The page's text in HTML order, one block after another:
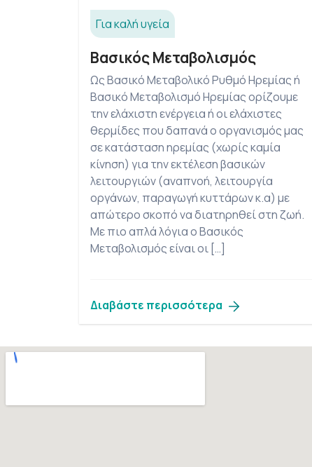
Για καλή υγεία
Βασικός Μεταβολισμός
Ως Βασικό Μεταβολικό Ρυθμό Ηρεμίας ή
Βασικό Μεταβολισμό Ηρεμίας ορίζουμε
την ελάχιστη ενέργεια ή οι ελάχιστες
θερμίδες που δαπανά ο οργανισμός μας
σε κατάσταση ηρεμίας (χωρίς καμία
κίνηση) για την εκτέλεση βασικών
λειτουργιών (αναπνοή, λειτουργία
οργάνων, παραγωγή κυττάρων κ.α) με
απώτερο σκοπό να διατηρηθεί στη ζωή.
Με πιο απλά λόγια ο Βασικός
Μεταβολισμός είναι οι […]
Διαβάστε περισσότερα